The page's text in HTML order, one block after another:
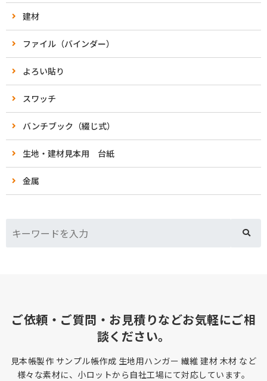
建材
ファイル（バインダー）
よろい貼り
スワッチ
バンチブック（綴じ式）
生地・建材見本用 台紙
金属
ご依頼・ご質問・お見積りなどお気軽にご相
談ください。
見本帳製作 サンプル帳作成 生地用ハンガー 繊維 建材 木材 など
様々な素材に、小ロットから自社工場にて対応しています。